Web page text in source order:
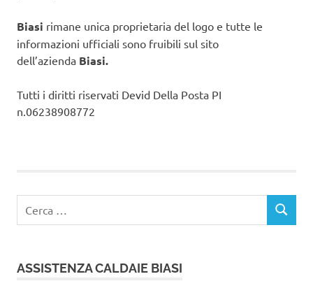
Biasi rimane unica proprietaria del logo e tutte le
informazioni ufficiali sono fruibili sul sito
dell’azienda Biasi.
Tutti i diritti riservati Devid Della Posta PI
n.06238908772
per:
CERCA
ASSISTENZA CALDAIE BIASI